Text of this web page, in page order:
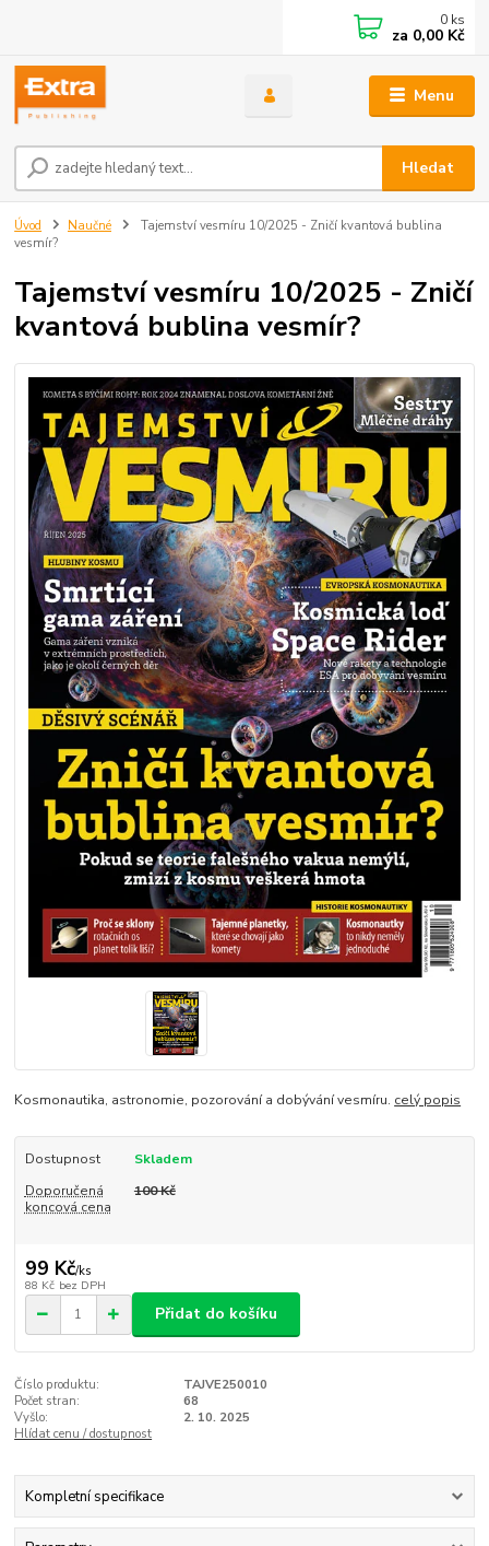
Menu
Hledat
0 ks
za 0,00 Kč
Úvod Naučné
Tajemství vesmíru 10/2025 - Zničí kvantová bublina
vesmír?
Tajemství vesmíru 10/2025 - Zničí
kvantová bublina vesmír?
Kosmonautika, astronomie, pozorování a dobývání vesmíru. celý popis
Dostupnost
Skladem
Doporučená
koncová cena
100 Kč
99 Kč/ks
88 Kč bez DPH
Přidat do košíku
Číslo produktu:
TAJVE250010
Počet stran:
68
Vyšlo:
2. 10. 2025
Hlídat cenu / dostupnost
Kompletní specifikace